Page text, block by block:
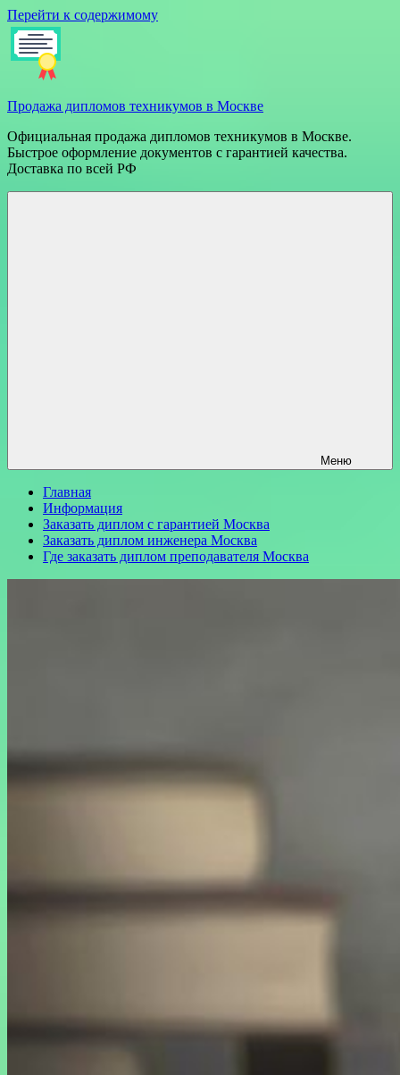
Перейти к содержимому
Продажа дипломов техникумов в Москве
Официальная продажа дипломов техникумов в Москве.
Быстрое оформление документов с гарантией качества.
Доставка по всей РФ
Меню
Главная
Информация
Заказать диплом с гарантией Москва
Заказать диплом инженера Москва
Где заказать диплом преподавателя Москва